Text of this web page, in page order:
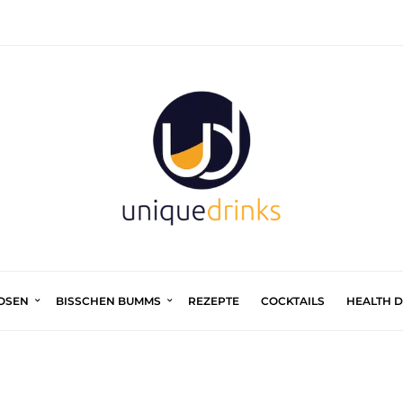
BISSCHEN BUMMS REZEPTE COCKTAILS HEALTH